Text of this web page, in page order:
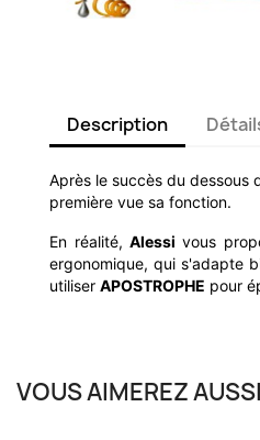
Description
Après le succès du dessous
première vue sa fonction.
En réalité, Alessi vous
ergonomique, qui s'adapte
utiliser APOSTROPHE pour
VOUS AIMEREZ AUSSI